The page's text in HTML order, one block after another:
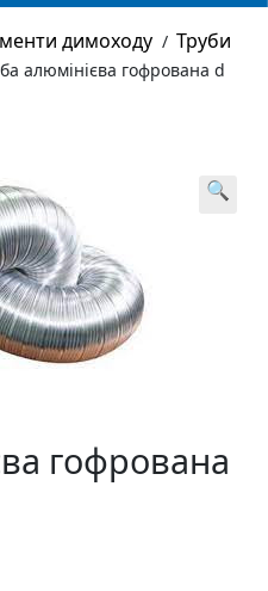
димоходу / Труби
алюмінієва гофрована d
🔍
гофрована